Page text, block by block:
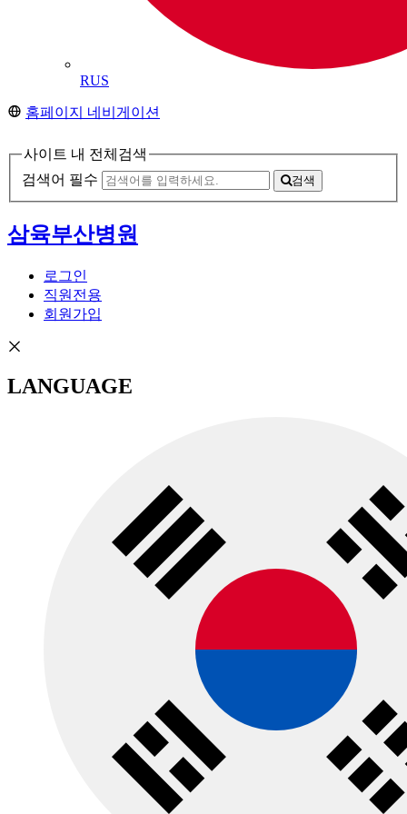
RUS
홈페이지 네비게이션
사이트 내 전체검색
검색어 필수
검색
삼육부산병원
로그인
직원전용
회원가입
LANGUAGE